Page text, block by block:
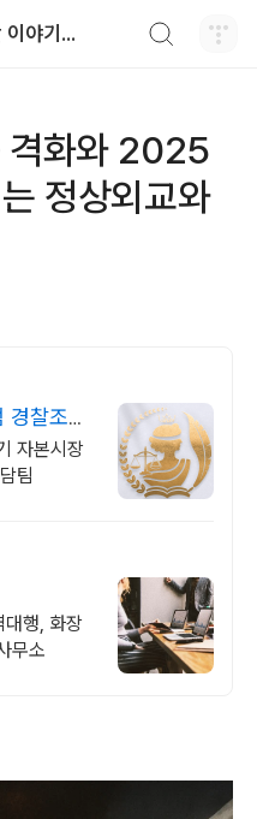
야기...
격화와 2025
정상외교와
찰조사
자본시장
팀
행, 화장
무소